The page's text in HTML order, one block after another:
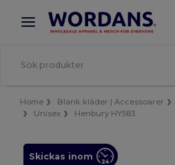
× Wordans-app
Bättre priser i appen!
Home Blank kläder | Accessoarer
Unisex
Henbury HY583
Skickas inom